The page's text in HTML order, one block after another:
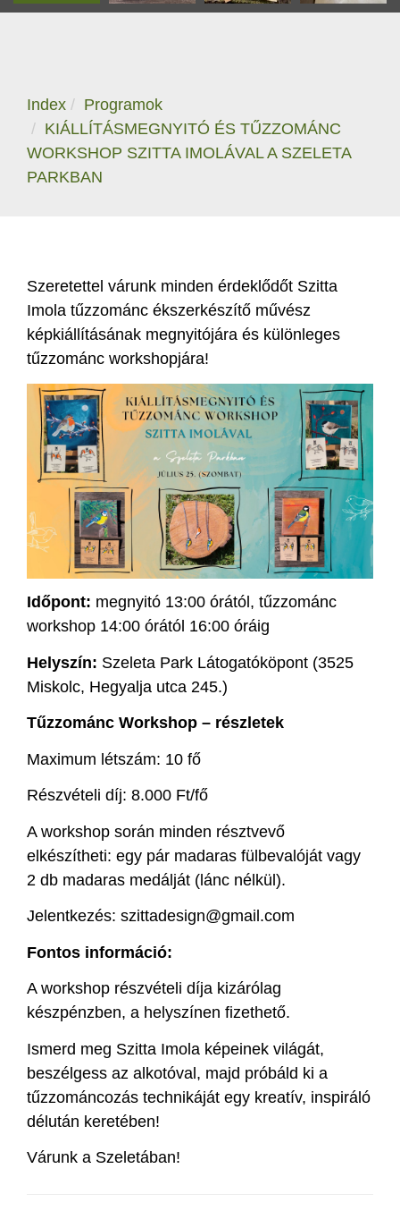
Index
Programok
KIÁLLÍTÁSMEGNYITÓ ÉS TŰZZOMÁNC
WORKSHOP SZITTA IMOLÁVAL A SZELETA
PARKBAN
Szeretettel várunk minden érdeklődőt Szitta
Imola tűzzománc ékszerkészítő művész
képkiállításának megnyitójára és különleges
tűzzománc workshopjára!
Időpont: megnyitó 13:00 órától, tűzzománc
workshop 14:00 órától 16:00 óráig
Helyszín: Szeleta Park Látogatóköpont (3525
Miskolc, Hegyalja utca 245.)
Tűzzománc Workshop – részletek
Maximum létszám: 10 fő
Részvételi díj: 8.000 Ft/fő
A workshop során minden résztvevő
elkészítheti: egy pár madaras fülbevalóját vagy
2 db madaras medálját (lánc nélkül).
Jelentkezés: szittadesign@gmail.com
Fontos információ:
A workshop részvételi díja kizárólag
készpénzben, a helyszínen fizethető.
Ismerd meg Szitta Imola képeinek világát,
beszélgess az alkotóval, majd próbáld ki a
tűzzománcozás technikáját egy kreatív, inspiráló
délután keretében!
Várunk a Szeletában!